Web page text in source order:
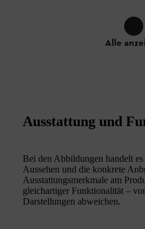
Alle
Ausstattung und
Bei den Abbildungen handelt
Aussehen und die konkrete
Ausstattungsmerkmale am
gleichartiger Funktionalität –
Darstellungen abweichen.